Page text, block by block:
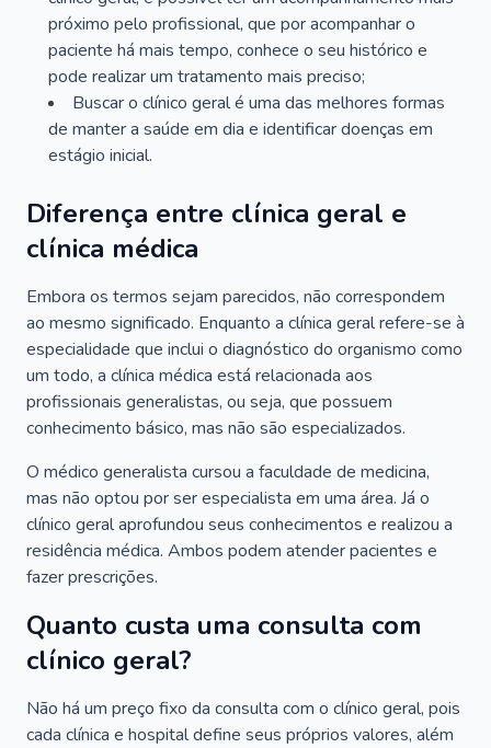
próximo pelo profissional, que por acompanhar o
paciente há mais tempo, conhece o seu histórico e
pode realizar um tratamento mais preciso;
Buscar o clínico geral é uma das melhores formas
de manter a saúde em dia e identificar doenças em
estágio inicial.
Diferença entre clínica geral e
clínica médica
Embora os termos sejam parecidos, não correspondem
ao mesmo significado. Enquanto a clínica geral refere-se à
especialidade que inclui o diagnóstico do organismo como
um todo, a clínica médica está relacionada aos
profissionais generalistas, ou seja, que possuem
conhecimento básico, mas não são especializados.
O médico generalista cursou a faculdade de medicina,
mas não optou por ser especialista em uma área. Já o
clínico geral aprofundou seus conhecimentos e realizou a
residência médica. Ambos podem atender pacientes e
fazer prescrições.
Quanto custa uma consulta com
clínico geral?
Não há um preço fixo da consulta com o clínico geral, pois
cada clínica e hospital define seus próprios valores, além